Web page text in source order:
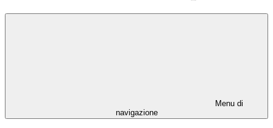
Menu di
navigazione